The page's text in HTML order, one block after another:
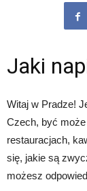
Jaki
Witaj w Pradze!
Czech, być
restauracjach,
się, jakie są
możesz